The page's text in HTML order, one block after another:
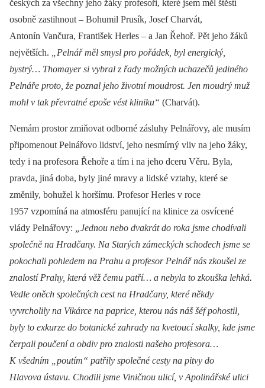
českých za všechny jeho žáky profesoři, které jsem měl štěstí
osobně zastihnout –⁠ Bohumil Prusík, Josef Charvát,
Antonín Vančura, František Herles –⁠ a Jan Řehoř. Pět jeho žáků
největších.
„Pelnář měl smysl pro pořádek, byl energický,
bystrý… Thomayer si vybral z řady možných uchazečů jediného
Pelnáře proto, že poznal jeho životní moudrost. Jen moudrý muž
mohl v tak převratné epoše vést kliniku“ (Charvát).
Nemám prostor zmiňovat odborné zásluhy Pelnářovy, ale musím
připomenout Pelnářovo lidství, jeho nesmírný vliv na jeho žáky,
tedy i na profesora Řehoře a tím i na jeho dceru Věru. Byla,
pravda, jiná doba, byly jiné mravy a lidské vztahy, které se
změnily, bohužel k horšímu. Profesor Herles v roce
1957 vzpomíná na atmosféru panující na klinice za osvícené
vlády Pelnářovy:
„Jednou nebo dvakrát do roka jsme chodívali
společně na Hradčany. Na Starých zámeckých schodech jsme se
pokochali pohledem na Prahu a profesor Pelnář nás zkoušel ze
znalostí Prahy, která věž čemu patří… a nebyla to zkouška lehká.
Vedle oněch společných cest na Hradčany, které někdy
vyvrcholily na Vikárce na paprice, kterou nás náš šéf pohostil,
byly to exkurze do botanické zahrady na kvetoucí skalky, kde jsme
čerpali poučení a obdiv pro znalosti našeho profesora…
K všedním „poutím“ patřily společné cesty na pitvy do
Hlavova ústavu. Chodili jsme Viničnou ulicí, v Apolinářské ulici